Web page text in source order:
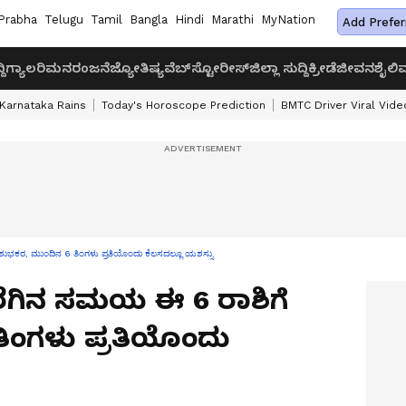
Telugu Tamil Bangla Hindi Marathi MyNation Add
ಗ್ಯಾಲರಿಮನರಂಜನೆಜ್ಯೋತಿಷ್ಯವೆಬ್‌ಸ್ಟೋರೀಸ್ಜಿಲ್ಲಾ ಸುದ್ದಿಕ್ರೀಡೆಜೀವನಶೈಲಿ
Karnataka Rains Today's Horoscope Prediction BMTC Driver Viral
ಮುಂದಿನ 6 ತಿಂಗಳು ಪ್ರತಿಯೊಂದು ಕೆಲಸದಲ್ಲೂ ಯಶಸ್ಸು
ಸಮಯ ಈ 6 ರಾಶಿಗೆ
ಪ್ರತಿಯೊಂದು